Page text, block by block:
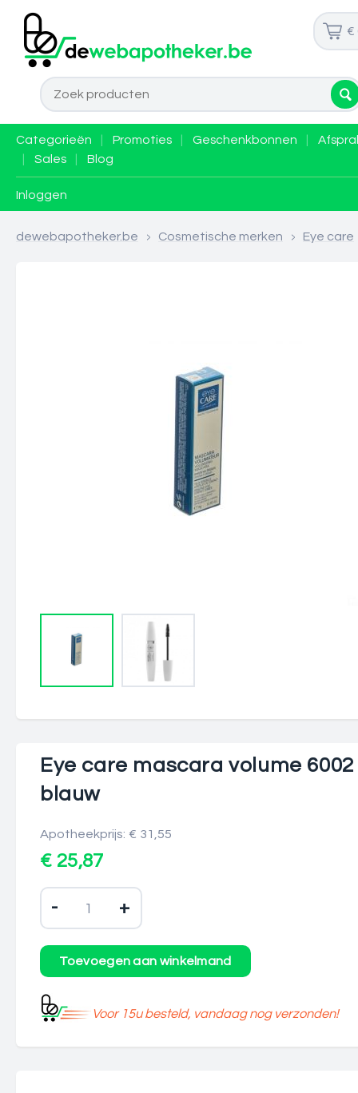
€
Categorieën Promoties Geschenkbonnen
Sales Blog
Inloggen
dewebapotheker.be > Cosmetische merken > Eye care
Eye care mascara volume 6002
blauw
Apotheekprijs: € 31,55
€ 25,87
- +
Voor 15u besteld, vandaag nog verzonden!